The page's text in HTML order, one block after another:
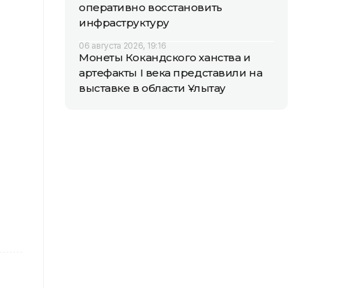
оперативно восстановить
инфраструктуру
06 августа 2026, 19:16
Монеты Кокандского ханства и
артефакты I века представили на
выставке в области Ұлытау